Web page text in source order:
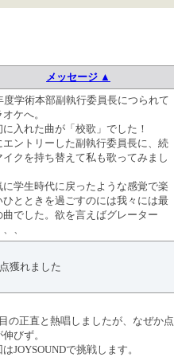
メッセージ ▲
度学術本部副執行委員長につられて
ケへ。
に入れた曲が「校歌」でした！
エントリーした副執行委員長に、続
イクを持ち替えて私も歌ってみまし
に学生時代に戻ったような感覚で楽
ひとときを過ごすのには我々には最
曲でした。欲を言えばグレーター
、
獲れました
の正直と熱唱しましたが、なぜか点
びず。
はJOYSOUNDで挑戦します。